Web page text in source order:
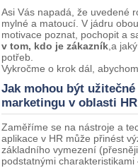
Asi Vás napadá, že uvedené
mylné a matoucí. V jádru
motivace poznat, pochopit a
v tom, kdo je zákazník ,a
potřeb.
Vykročme o krok dál,
Jak mohou být
marketingu v oblasti
Zaměříme se na nástroje a
aplikace v HR může přinést
základního vymezení
podstatnými